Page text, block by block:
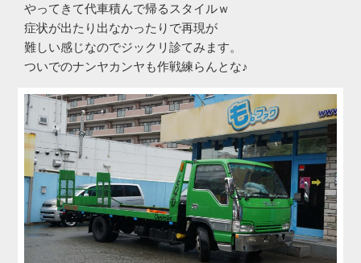
やってきて代車積んで帰るスタイルｗ
症状が出たり出なかったりで再現が
難しい感じなのでジックリ診てみます。
ついでのナンヤカンヤも作戦練らんとな♪